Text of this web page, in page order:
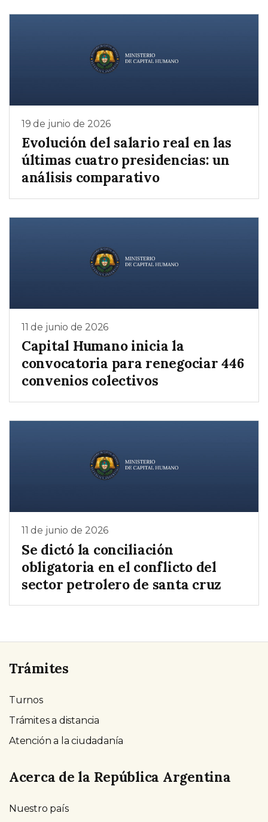
19 de junio de 2026
Evolución del salario real en las
últimas cuatro presidencias: un
análisis comparativo
11 de junio de 2026
Capital Humano inicia la
convocatoria para renegociar 446
convenios colectivos
11 de junio de 2026
Se dictó la conciliación
obligatoria en el conflicto del
sector petrolero de santa cruz
Trámites
Turnos
Trámites a distancia
Atención a la ciudadanía
Acerca de la República Argentina
Nuestro país